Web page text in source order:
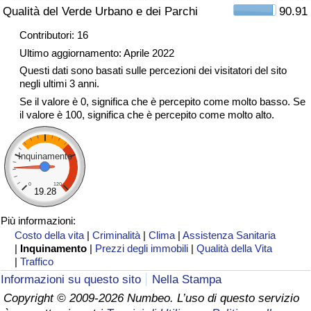
Qualità del Verde Urbano e dei Parchi
90.91
Contributori: 16
Ultimo aggiornamento: Aprile 2022
Questi dati sono basati sulle percezioni dei visitatori del sito
negli ultimi 3 anni.
Se il valore è 0, significa che è percepito come molto basso. Se
il valore è 100, significa che è percepito come molto alto.
Inquinamento
0 120
19.28
Più informazioni:
Costo della vita |Criminalità |Clima |Assistenza Sanitaria
| Inquinamento | Prezzi degli immobili |Qualità della Vita
|Traffico
Informazioni su questo sito
Nella Stampa
Copyright © 2009-2026 Numbeo. L’uso di questo servizio
Traffico
Indice del Traffico
Indice del traffico (Corrente)
Indice del traffico per Nazione